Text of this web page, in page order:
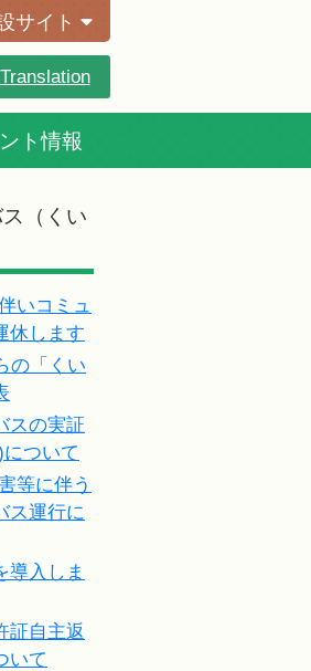
サイト
Translation
ト情報
（くい
いコミュ
休します
の「くい
スの実証
ついて
等に伴う
ス運行に
導入しま
証自主返
いて